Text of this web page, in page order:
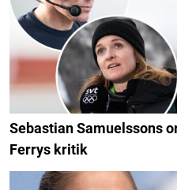
Sebastian Samuelssons
Ferrys kritik